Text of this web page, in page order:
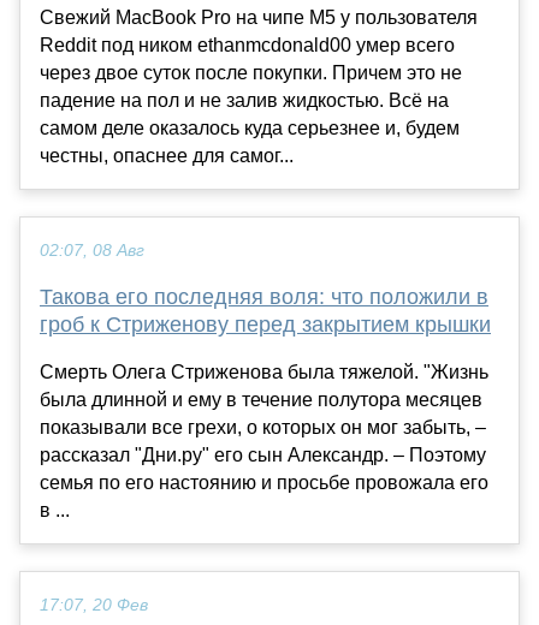
Свежий MacBook Pro на чипе M5 у пользователя
Reddit под ником ethanmcdonald00 умер всего
через двое суток после покупки. Причем это не
падение на пол и не залив жидкостью. Всё на
самом деле оказалось куда серьезнее и, будем
честны, опаснее для самог...
02:07, 08 Авг
Такова его последняя воля: что положили в
гроб к Стриженову перед закрытием крышки
Смерть Олега Стриженова была тяжелой. "Жизнь
была длинной и ему в течение полутора месяцев
показывали все грехи, о которых он мог забыть, –
рассказал "Дни.ру" его сын Александр. – Поэтому
семья по его настоянию и просьбе провожала его
в ...
17:07, 20 Фев